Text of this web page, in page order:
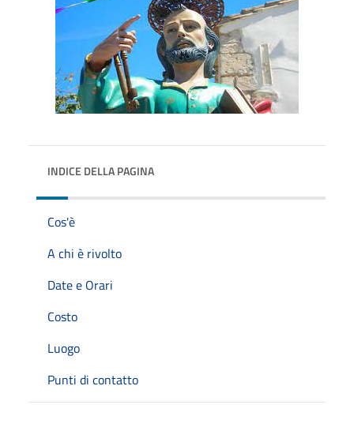
INDICE DELLA PAGINA
Cos'è
A chi è rivolto
Date e Orari
Costo
Luogo
Punti di contatto